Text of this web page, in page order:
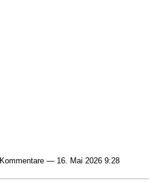
Kommentare — 16. Mai 2026 9:28